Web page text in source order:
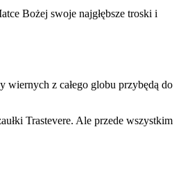
Bożej swoje najgłębsze troski i
z całego globu przybędą do
Trastevere. Ale przede wszystkim